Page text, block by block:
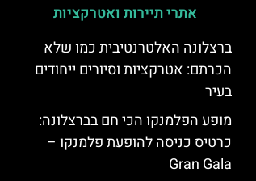
אתרי תיירות ואטרקציות
ברצלונה האלטרנטיבית כמו שלא
הכרתם: אטרקציות וסיורים ייחודים
בעיר
מופע הפלמנקו הכי חם בברצלונה:
כרטיס כניסה להופעת פלמנקו –
Gran Gala